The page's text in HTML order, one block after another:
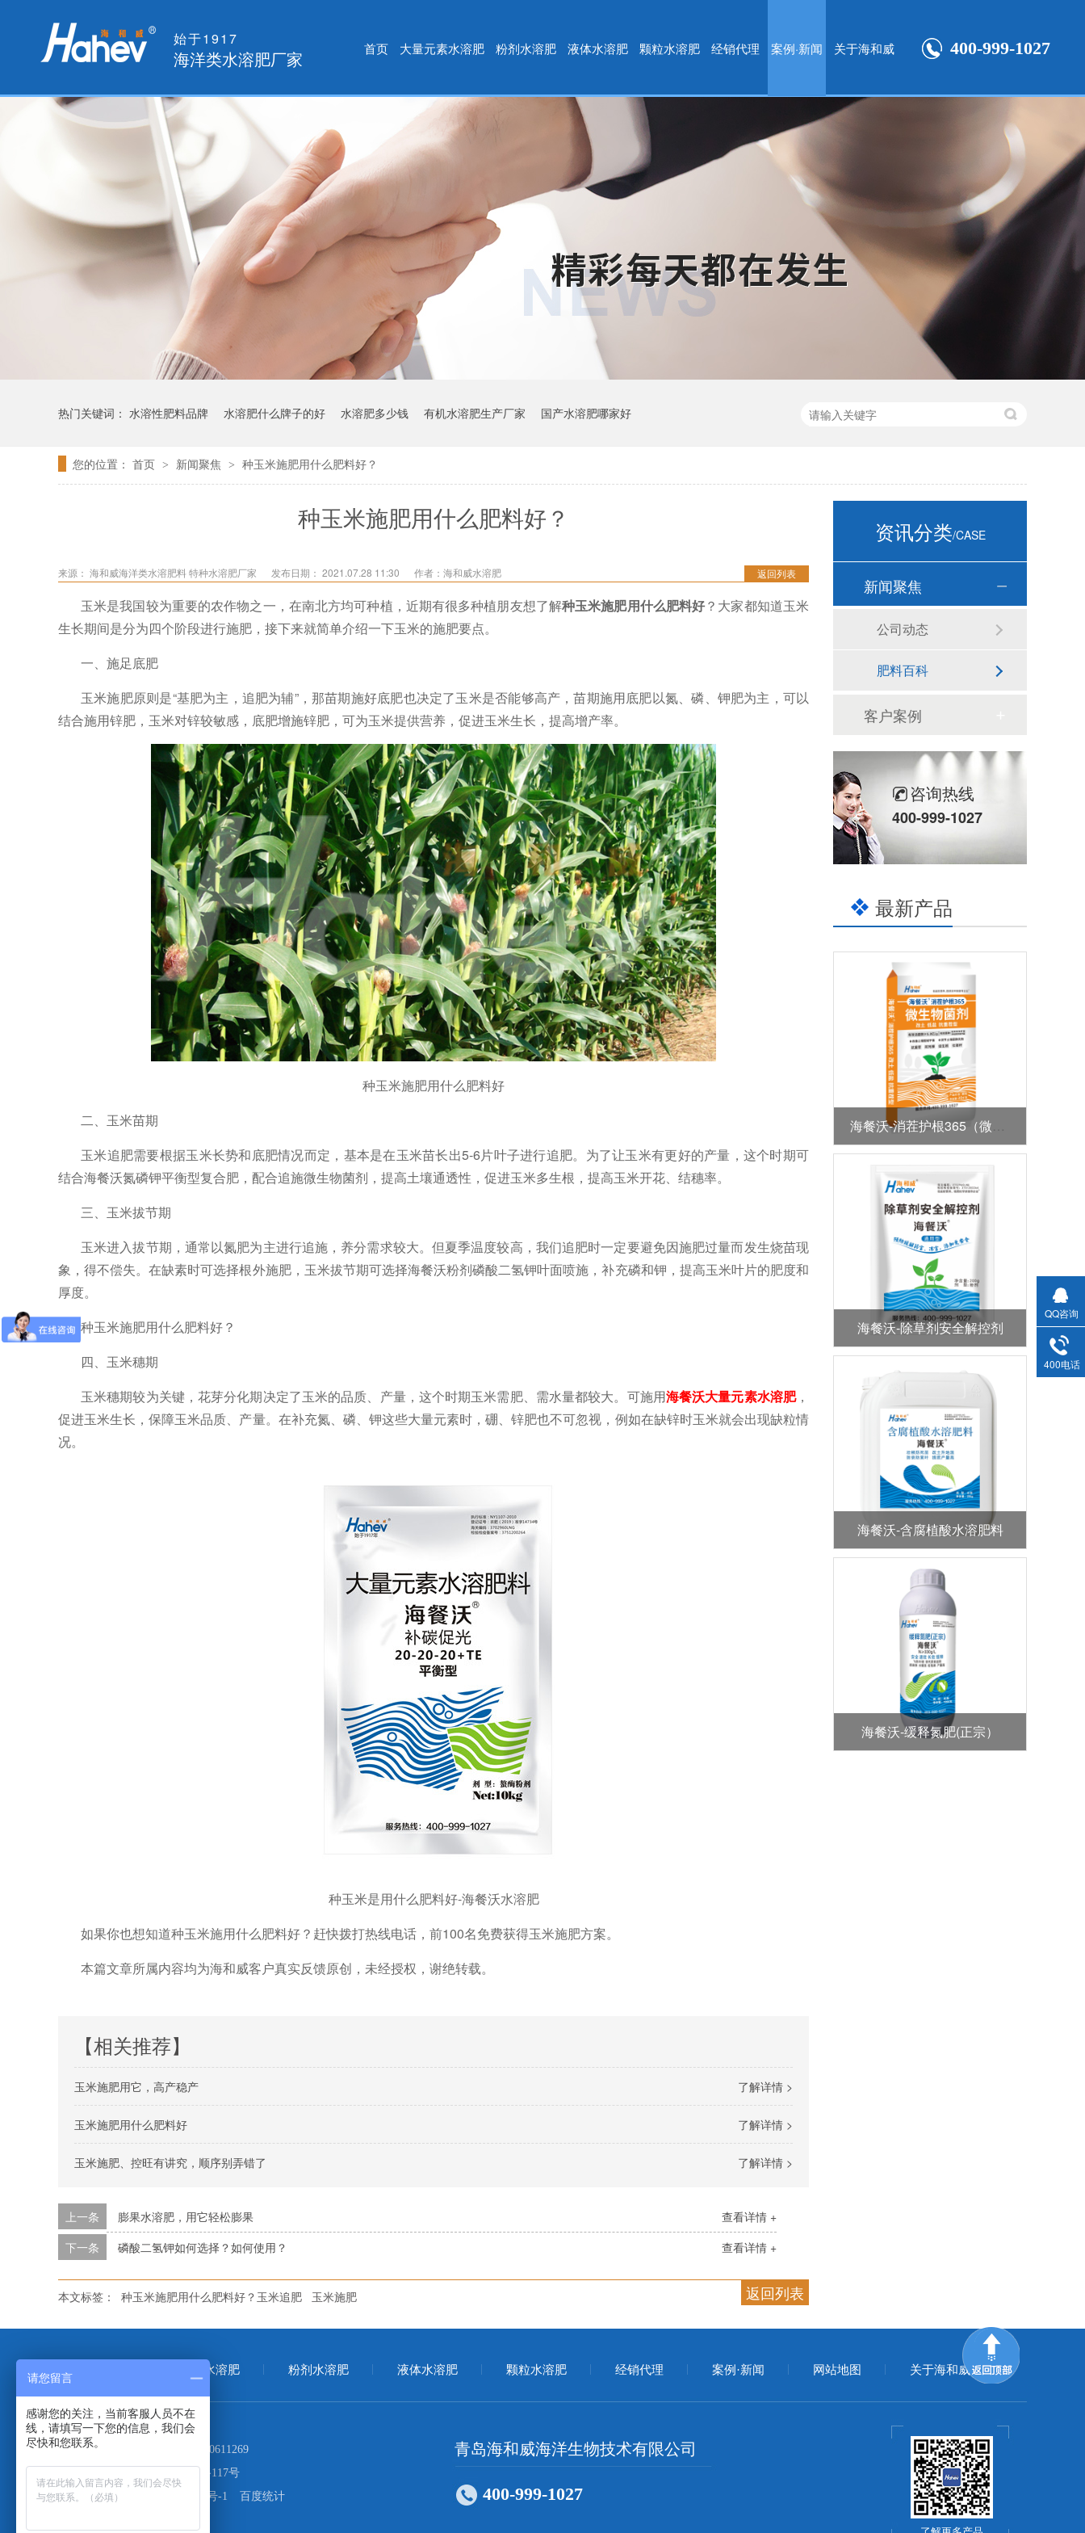
始于1917
海洋类水溶肥厂家 400-999-1027
首页 大量元素水溶肥 粉剂水溶肥 液体水溶肥 颗粒水溶肥 经销代理 案例·新闻 关于海和威
热门关键词： 水溶性肥料品牌 水溶肥什么牌子的好 水溶肥多少钱 有机水溶肥生产厂家 国产水溶肥哪家好
您的位置： 首页 > 新闻聚焦 > 种玉米施肥用什么肥料好？
种玉米施肥用什么肥料好？
返回列表
来源： 海和威海洋类水溶肥料 特种水溶肥厂家 发布日期： 2021.07.28 11:30 作者：海和威水溶肥
玉米是我国较为重要的农作物之一，在南北方均可种植，近期有很多种植朋友想了解种玉米施肥用什么肥料好？大家都知道玉米
生长期间是分为四个阶段进行施肥，接下来就简单介绍一下玉米的施肥要点。
一、施足底肥
玉米施肥原则是“基肥为主，追肥为辅”，那苗期施好底肥也决定了玉米是否能够高产，苗期施用底肥以氮、磷、钾肥为主，可以
结合施用锌肥，玉米对锌较敏感，底肥增施锌肥，可为玉米提供营养，促进玉米生长，提高增产率。
种玉米施肥用什么肥料好
二、玉米苗期
玉米追肥需要根据玉米长势和底肥情况而定，基本是在玉米苗长出5-6片叶子进行追肥。为了让玉米有更好的产量，这个时期可
结合海餐沃氮磷钾平衡型复合肥，配合追施微生物菌剂，提高土壤通透性，促进玉米多生根，提高玉米开花、结穗率。
三、玉米拔节期
玉米进入拔节期，通常以氮肥为主进行追施，养分需求较大。但夏季温度较高，我们追肥时一定要避免因施肥过量而发生烧苗现
象，得不偿失。在缺素时可选择根外施肥，玉米拔节期可选择海餐沃粉剂磷酸二氢钾叶面喷施，补充磷和钾，提高玉米叶片的肥度和
厚度。
种玉米施肥用什么肥料好？
四、玉米穗期
玉米穗期较为关键，花芽分化期决定了玉米的品质、产量，这个时期玉米需肥、需水量都较大。可施用海餐沃大量元素水溶肥，
促进玉米生长，保障玉米品质、产量。在补充氮、磷、钾这些大量元素时，硼、锌肥也不可忽视，例如在缺锌时玉米就会出现缺粒情
况。
种玉米是用什么肥料好-海餐沃水溶肥
如果你也想知道种玉米施用什么肥料好？赶快拨打热线电话， 前100名免费获得玉米施肥方案。
本篇文章所属内容均为海和威客户真实反馈原创，未经授权，谢绝转载。
【相关推荐】
了解详情 >
玉米施肥用它，高产稳产
了解详情 >
玉米施肥用什么肥料好
了解详情 >
玉米施肥、控旺有讲究，顺序别弄错了
查看详情 +
上一条
膨果水溶肥，用它轻松膨果
查看详情 +
下一条 磷酸二氢钾如何选择？如何使用？
返回列表
本文标签： 种玉米施肥用什么肥料好？玉米追肥 玉米施肥
资讯分类/CASE
新闻聚焦
公司动态
肥料百科
客户案例
咨询热线
400-999-1027
最新产品
海餐沃-消茬护根365（微生物菌剂）
海餐沃-除草剂安全解控剂
海餐沃-含腐植酸水溶肥料
海餐沃-缓释氮肥(正宗）
大量元素水溶肥 粉剂水溶肥 液体水溶肥 颗粒水溶肥 经销代理 案例·新闻 网站地图 关于海和威
电话：
17660611269
青岛市市北区山东路117号
备案号：
鲁ICP备19063926号-1 百度统计
青岛海和威海洋生物技术有限公司
400-999-1027
QQ咨询
400电话
请您留言
感谢您的关注，当前客服人员不在
线，请填写一下您的信息，我们会
尽快和您联系。